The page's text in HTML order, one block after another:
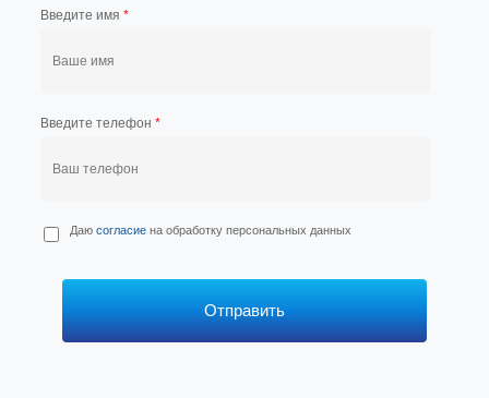
Введите имя *
Введите телефон *
П
е
Даю согласиена обработку персональных данных
Отправить